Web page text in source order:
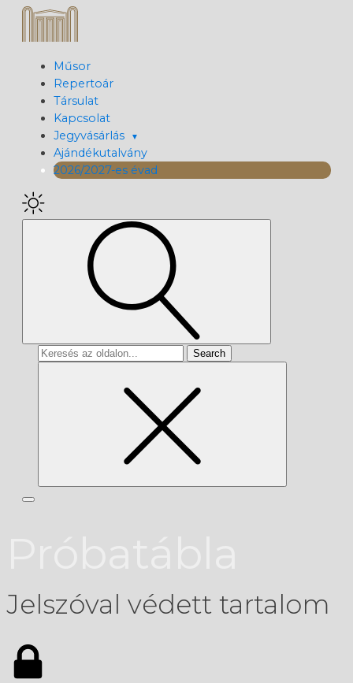
Műsor
Repertoár
Társulat
Kapcsolat
Jegyvásárlás
Ajándékutalvány
2026/2027-es évad
Search
Jelszóval védett tartalom